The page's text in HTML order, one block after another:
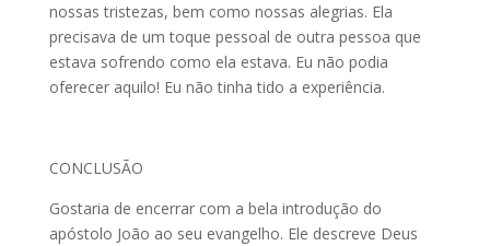
nossas tristezas, bem como nossas alegrias. Ela
precisava de um toque pessoal de outra pessoa que
estava sofrendo como ela estava. Eu não podia
oferecer aquilo! Eu não tinha tido a experiência.
CONCLUSÃO
Gostaria de encerrar com a bela introdução do
apóstolo João ao seu evangelho. Ele descreve Deus